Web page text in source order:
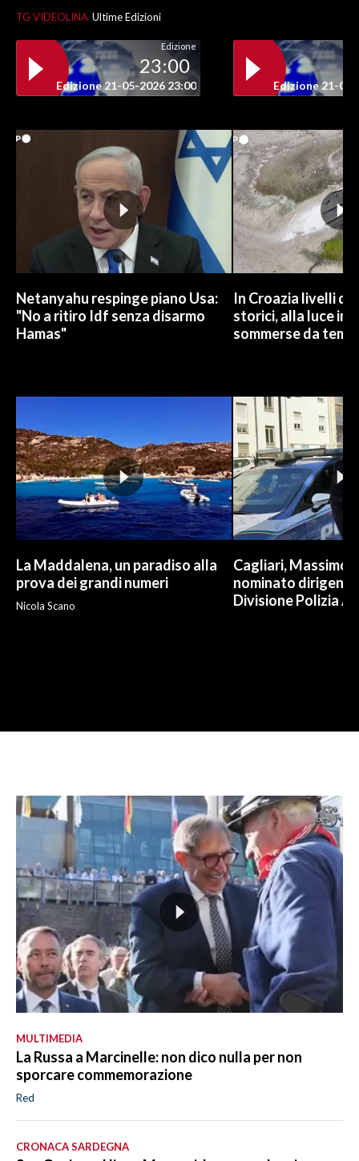
TG VIDEOLINA Ultime Edizioni
Edizione
23:00
Edizione 21-05-2026 23:00 Edizione 21-05-
Netanyahu respinge piano Usa:
"No a ritiro Idf senza disarmo
Hamas"
In Croazia livelli
storici, alla luce
sommerse da
La Maddalena, un paradiso alla
prova dei grandi numeri
Nicola Scano
Cagliari, Massimo
nominato
Divisione Polizia
MULTIMEDIA
La Russa a Marcinelle: non dico nulla per non
sporcare commemorazione
Red
CRONACA SARDEGNA